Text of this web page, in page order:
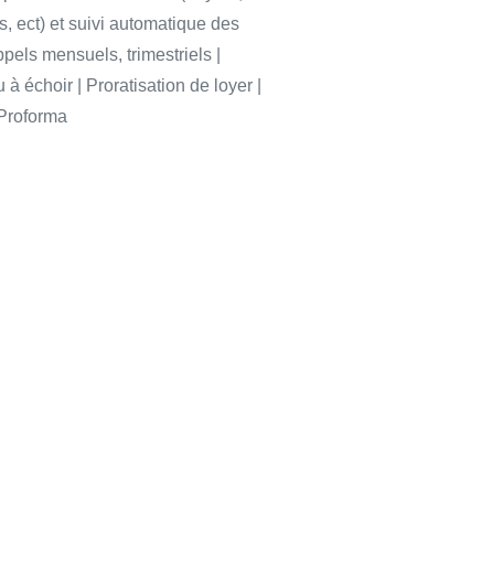
ect) et suivi automatique des
mensuels, trimestriels |
à échoir | Proratisation de loyer |